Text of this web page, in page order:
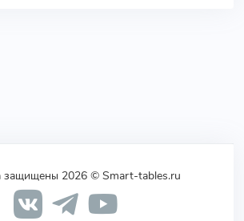
защищены 2026 © Smart-tables.ru